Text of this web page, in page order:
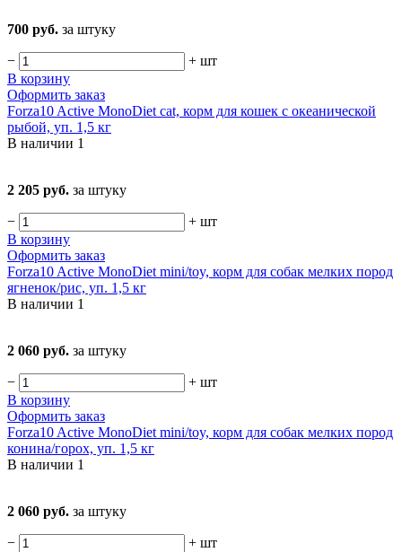
700 руб. за штуку
− + шт
В корзину
Оформить заказ
Forza10 Active MonoDiet cat, корм для кошек с океанической
рыбой, уп. 1,5 кг
В наличии 1
2 205 руб. за штуку
− + шт
В корзину
Оформить заказ
Forza10 Active MonoDiet mini/toy, корм для собак мелких пород
ягненок/рис, уп. 1,5 кг
В наличии 1
2 060 руб. за штуку
− + шт
В корзину
Оформить заказ
Forza10 Active MonoDiet mini/toy, корм для собак мелких пород
конина/горох, уп. 1,5 кг
В наличии 1
2 060 руб. за штуку
− + шт